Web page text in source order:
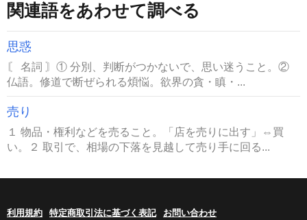
関連語をあわせて調べる
思惑
〘 名詞 〙① 分別、判断がつかないで、思い迷うこと。②
仏語。修道で断ぜられる煩悩。欲界の貪・瞋・...
売り
１ 物品・権利などを売ること。「店を売りに出す」⇔買
い。２ 取引で、相場の下落を見越して売り手に回る...
利用規約 特定商取引法に基づく表記 お問い合わせ